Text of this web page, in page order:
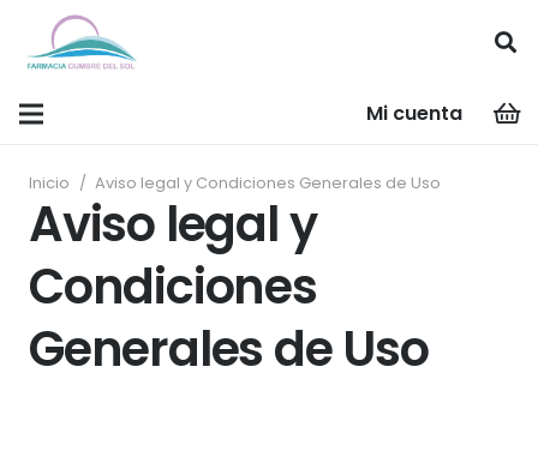
Mi cuenta
Inicio / Aviso legal y Condiciones Generales de Uso
Aviso legal y
Condiciones
Generales de Uso